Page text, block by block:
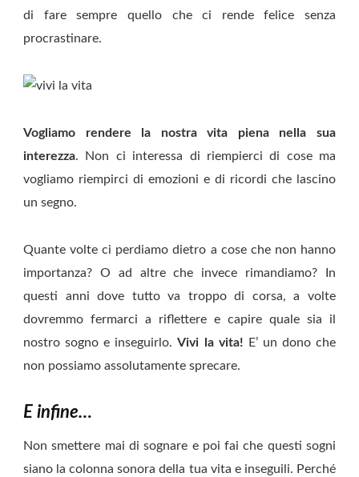
di fare sempre quello che ci rende felice senza
procrastinare.
Vogliamo rendere la nostra vita piena nella sua
interezza. Non ci interessa di riempierci di cose ma
vogliamo riempirci di emozioni e di ricordi che lascino
un segno.
Quante volte ci perdiamo dietro a cose che non hanno
importanza? O ad altre che invece rimandiamo? In
questi anni dove tutto va troppo di corsa, a volte
dovremmo fermarci a riflettere e capire quale sia il
nostro sogno e inseguirlo.Vivi la vita! E’ un dono che
non possiamo assolutamente sprecare.
E infine…
Non smettere mai di sognare e poi fai che questi sogni
siano la colonna sonora della tua vita e inseguili. Perché